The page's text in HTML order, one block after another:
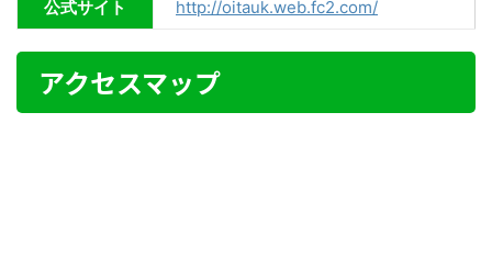
公式サイト http://oitauk.web.fc2.com/
アクセスマップ